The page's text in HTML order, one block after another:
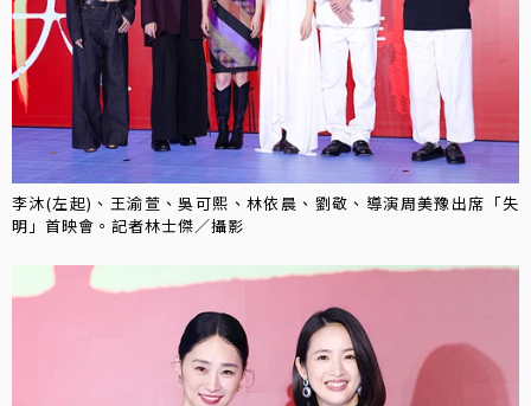
李沐(左起)、王渝萱、吳可熙、林依晨、劉敬、導演周美豫出席「失
明」首映會。記者林士傑／攝影